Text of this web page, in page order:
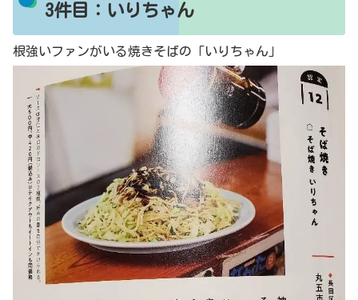
3件目：いりちゃん
根強いファンがいる焼きそばの「いりちゃん」